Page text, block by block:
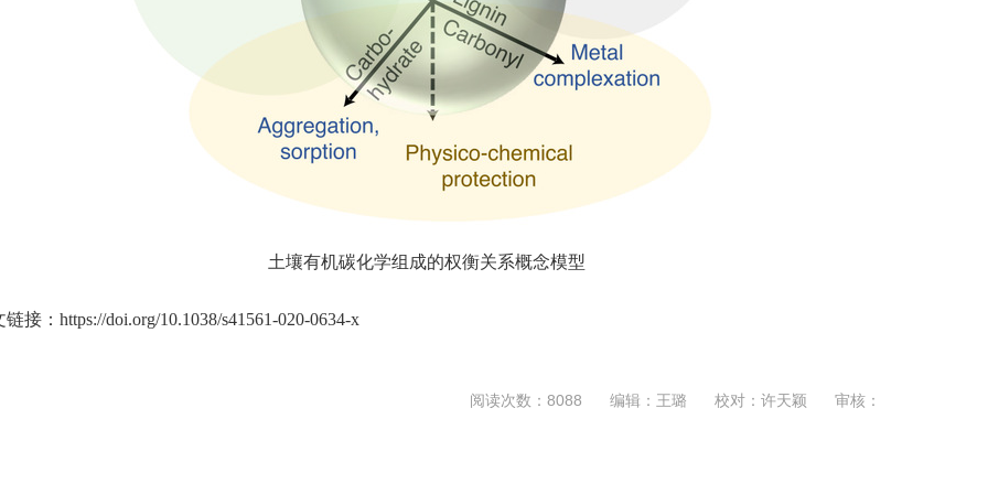
土壤有机碳化学组成的权衡关系概念模型
链接：https://doi.org/10.1038/s41561-020-0634-x
审核：
校对：许天颖
编辑：王璐
阅读次数： 8088